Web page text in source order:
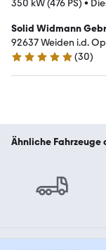
350 kW (476 PS) •
Solid Widmann
92637 Weiden i.d.
4.8 Sterne
(30)
Ähnliche Fahrzeuge